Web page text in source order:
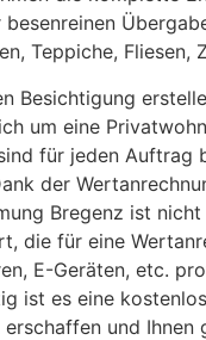
Teppiche, Fliesen,
Besichtigung
um eine
für jeden Auftrag
der
Bregenz ist
die für eine
E-Geräten, etc.
ist es eine
und